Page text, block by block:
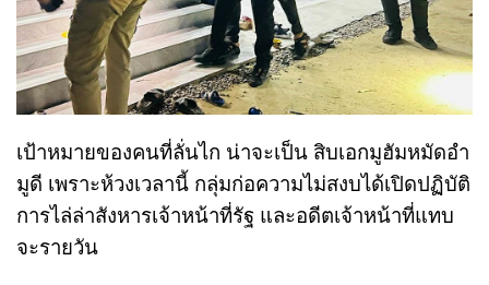
เป้าหมายของคนที่ลั่นไก น่าจะเป็น สิบเอกมูฮัมหมัดอำ
มูดี เพราะห้วงเวลานี้ กลุ่มก่อความไม่สงบได้เปิดปฏิบัติ
การไล่ล่าสังหารเจ้าหน้าที่รัฐ และอดีตเจ้าหน้าที่แทบ
จะรายวัน